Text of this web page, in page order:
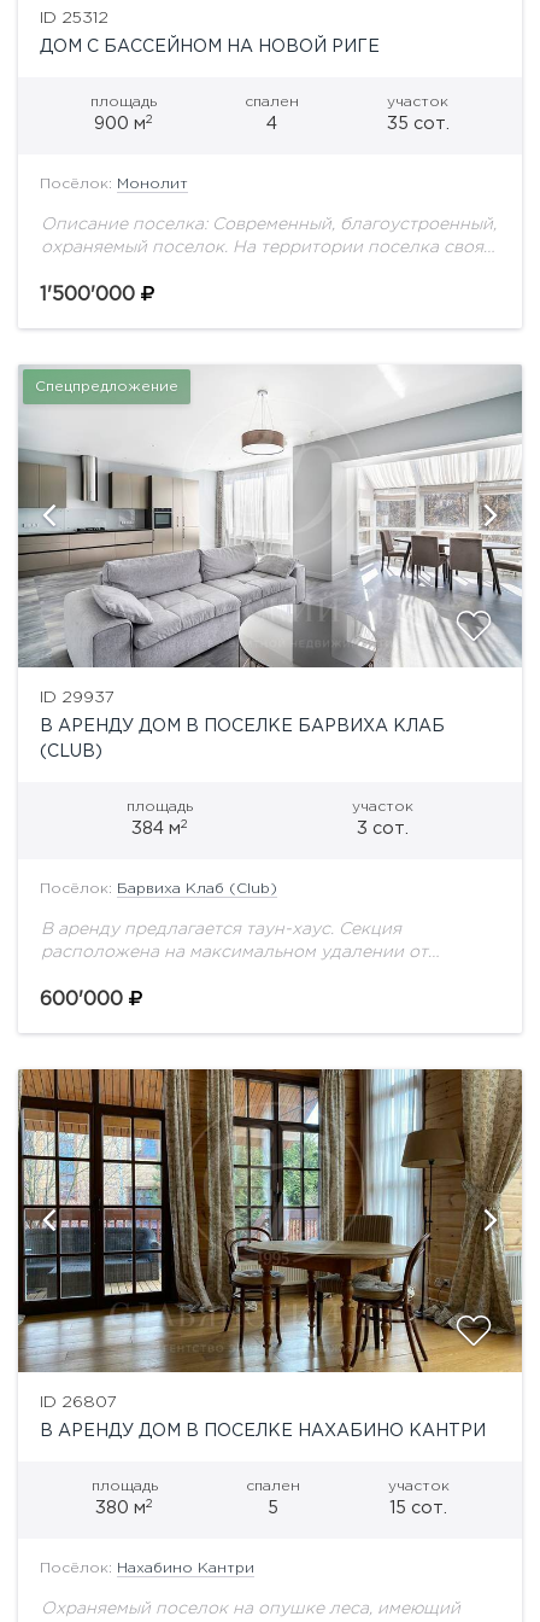
ID 25312
ДОМ С БАССЕЙНОМ НА НОВОЙ РИГЕ
площадь
900 м2
спален
4
участок
35 сот.
Посёлок: Монолит
Описание поселка: Современный, благоустроенный,
охраняемый поселок. На территории поселка своя
храм, малоэтажный дом с квартирами для
1'500'000
Спецпредложение
ID 29937
В АРЕНДУ ДОМ В ПОСЕЛКЕ БАРВИХА КЛАБ
(CLUB)
площадь
384 м2
участок
3 сот.
Посёлок: Барвиха Клаб (Club)
В аренду предлагается таун-хаус. Секция
расположена на максимальном удалении от
гардеробная, гостиная с выходом на участок -
600'000
ID 26807
В АРЕНДУ ДОМ В ПОСЕЛКЕ НАХАБИНО КАНТРИ
площадь
380 м2
спален
5
участок
15 сот.
Посёлок: Нахабино Кантри
Охраняемый поселок на опушке леса, имеющий